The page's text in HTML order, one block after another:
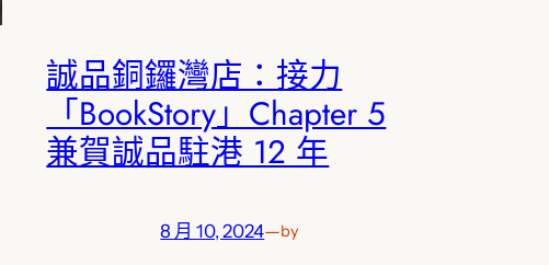
誠品銅鑼灣店：接力
「BookStory」Chapter 5
兼賀誠品駐港 12 年
8 月 10, 2024—by